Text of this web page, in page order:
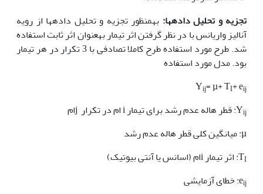
تجزیه و تحلیل داده‏ها: به‏منظور تجزیه و تحلیل داده‏ها از رویه
آنالیز واریانس با در نظر گرفتن اثر تیمار به‏عنوان اثر ثابت استفاده
شد. طرح مورد استفاده طرح کاملا تصادفی با 3 تکرار در هر تیمار
بود. مدل مورد استفاده
Yij= µ+ TI+ eij
Yij : قطر هاله عدم رشد برای تیمار i ام در تکرار jام
µ: میانگین کلی قطر هاله عدم رشد
TI : اثر تیمار iام (اسانس یا آنتی بیوتیک)
eij : خطای آزمایشی